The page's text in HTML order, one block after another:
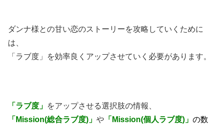
ダンナ様との甘い恋のストーリーを攻略していくために
は、
「ラブ度」を効率良くアップさせていく必要があります。
「ラブ度」 をアップさせる選択肢の情報、
「Mission(総合ラブ度)」 や 「Mission(個人ラブ度)」 の数